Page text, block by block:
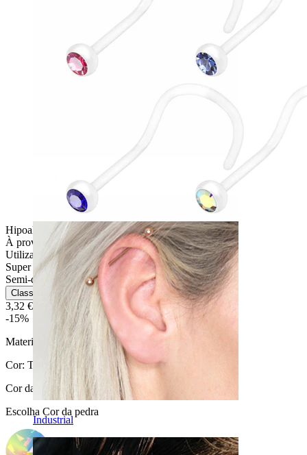
Industrial
Hipoalergénica
À prova de água
Utilização diária
Super fácil
Semi-durável
Classificação
3,32 € 3,90 €
-15%
Material:
PTFE
Cor: Transparente
Cor da pedra
Escolha Cor da pedra